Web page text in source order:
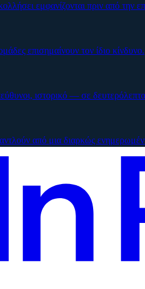
εμφανίζονται πριν από την
επισημαίνουν τον ίδιο κίνδυνο.
ιστορικό — σε
από μια διαρκώς